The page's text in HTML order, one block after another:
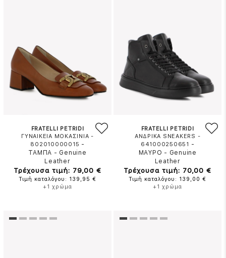
FRATELLI PETRIDI
ΓΥΝΑΙΚΕΙΑ ΜΟΚΑΣΙΝΙΑ -
802010000015 -
ΤΑΜΠΑ - Genuine
Leather
Τρέχουσα τιμή: 79,00 €
Τιμή καταλόγου: 139,95 €
+1 χρώμα
FRATELLI PETRIDI
ΑΝΔΡΙΚΑ SNEAKERS -
641000250651 -
ΜΑΥΡΟ - Genuine
Leather
Τρέχουσα τιμή: 70,00 €
Τιμή καταλόγου: 139,00 €
+1 χρώμα